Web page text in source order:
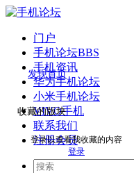
门户
手机论坛BBS
手机资讯
华为手机论坛
小米手机论坛
VIVO手机
联系我们
注册会员
发现首页
收藏的版块
登录以查看我收藏的内容
登录